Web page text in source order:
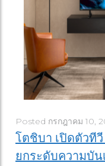
Posted กรกฎาคม 10,
โตชิบา เปิดตัวที
ยกระดับความบั